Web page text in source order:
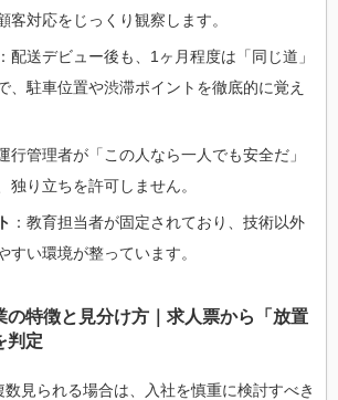
客対応をじっくり観察します。
：配送デビュー後も、1ヶ月程度は「同じ道」
、駐車位置や渋滞ポイントを徹底的に覚え
行管理者が「この人なら一人でも安全だ」
独り立ちを許可しません。
：教育担当者が固定されており、技術以外
すい環境が整っています。
の特徴と見分け方｜求人票から「放置
判定
数見られる場合は、入社を慎重に検討すべき